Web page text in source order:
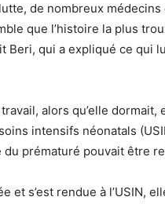
de nombreux
que l’histoire la plus
Beri, qui a expliqué ce qui
alors qu’elle dormait,
intensifs néonatals
prématuré pouvait être
et s’est rendue à l’USIN,